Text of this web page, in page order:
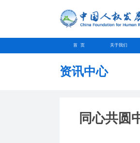
首 页 关于我们
资讯中心
同心共圆